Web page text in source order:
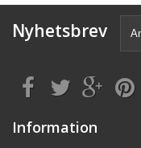
Nyhetsbrev
Information